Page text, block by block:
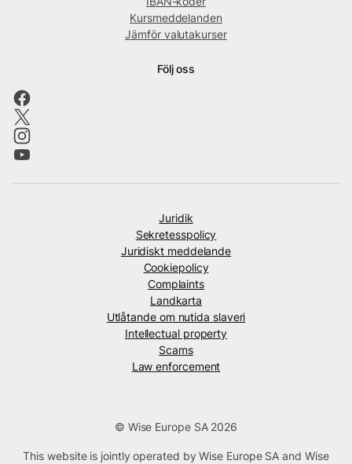
Kursmeddelanden
Jämför valutakurser
Följ oss
Juridik
Sekretesspolicy
Juridiskt meddelande
Cookiepolicy
Complaints
Landkarta
Utlåtande om nutida slaveri
Intellectual property
Scams
Law enforcement
© Wise Europe SA 2026
This website is jointly operated by Wise Europe SA and Wise